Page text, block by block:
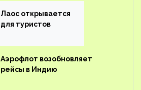
Лаос открывается
для туристов
Аэрофлот возобновляет
рейсы в Индию